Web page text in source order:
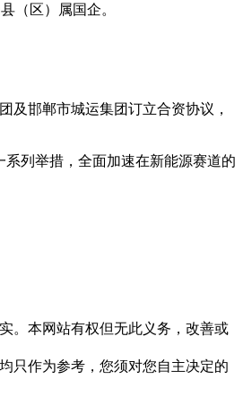
（区）属国企。
及邯郸市城运集团订立合资协议，
列举措，全面加速在新能源赛道的
。本网站有权但无此义务，改善或
只作为参考，您须对您自主决定的